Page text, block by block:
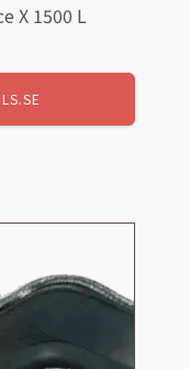
X 1500 L